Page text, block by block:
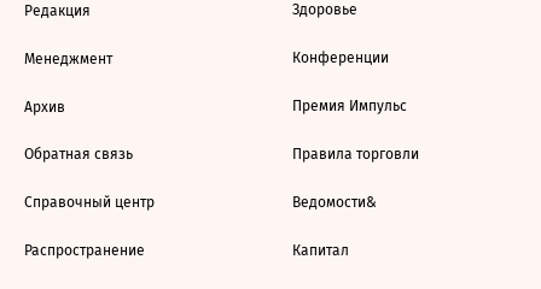
Редакция
Менеджмент
Архив
Обратная связь
Справочный центр
Распространение
Здоровье
Конференции
Премия Импульс
Правила торговли
Ведомости&
Капитал